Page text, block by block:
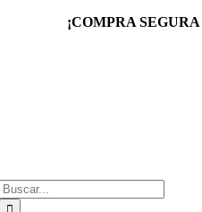
¡COMPRA